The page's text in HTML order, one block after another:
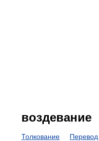
воздевание
Толкование Перевод